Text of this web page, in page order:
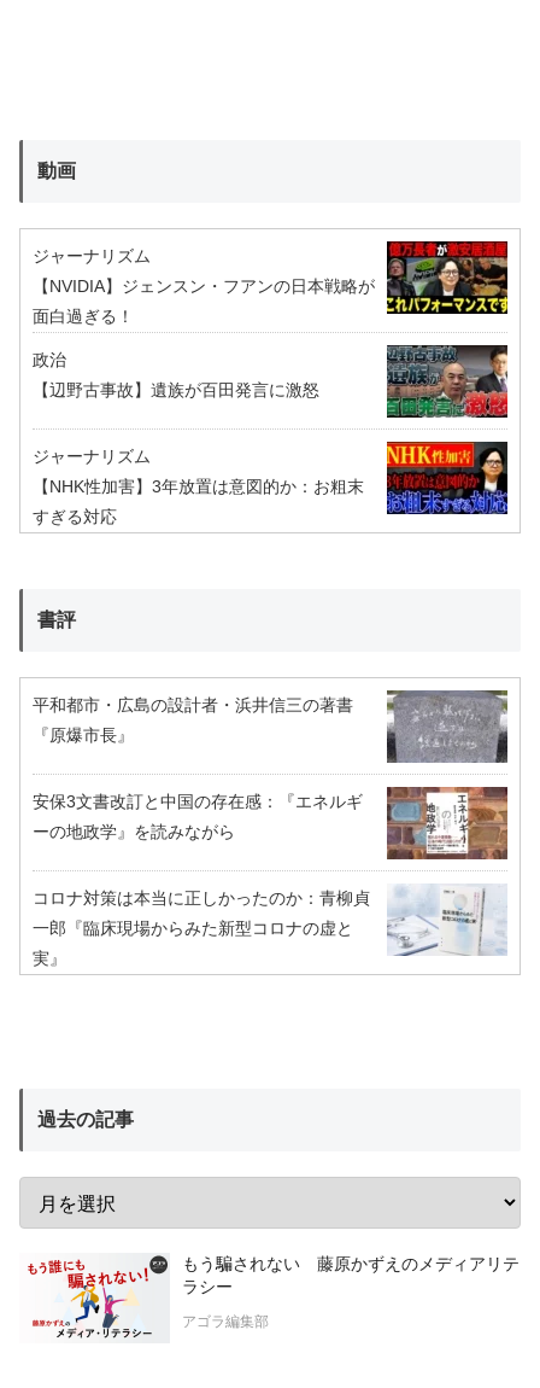
動画
ジャーナリズム
【NVIDIA】ジェンスン・フアンの日本戦略が
面白過ぎる！
政治
【辺野古事故】遺族が百田発言に激怒
ジャーナリズム
【NHK性加害】3年放置は意図的か：お粗末
すぎる対応
書評
平和都市・広島の設計者・浜井信三の著書
『原爆市長』
安保3文書改訂と中国の存在感：『エネルギ
ーの地政学』を読みながら
コロナ対策は本当に正しかったのか：青柳貞
一郎『臨床現場からみた新型コロナの虚と
実』
過去の記事
もう騙されない 藤原かずえのメディアリテ
ラシー
アゴラ編集部